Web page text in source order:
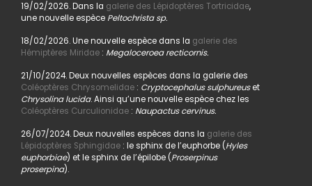
19/02/2026. Dans la galerie des Lépidoptères Tortricidae,
une nouvelle espèce Peltochrista sp.
18/02/2026. Une nouvelle espèce dans la galerie des
Hémiptères Miridae: Megaloceroea recticornis.
21/10/2024. Deux nouvelles espèces dans la galerie des
Coléoptères Chrysomelidae: Cryptocephalus sulphureuset
Chrysolina lucida. Ainsi qu’une nouvelle espèce chez les
Coléoptères Curculionidae : Naupactus cervinus.
26/07/2024. Deux nouvelles espèces dans la galerie des
Lépidoptères Sphingidae: le sphinx de l’euphorbe (Hyles
euphorbiae) et le sphinx de l’épilobe (Proserpinus
proserpina).